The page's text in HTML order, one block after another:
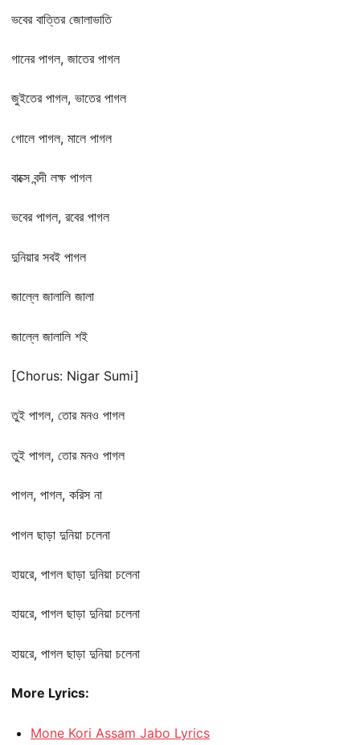
ভবের বাত্তির জোলাভাতি
গানের পাগল, জাতের পাগল
জুইতের পাগল, ভাতের পাগল
গোলে পাগল, মালে পাগল
বাক্সে বন্দী লক্ষ পাগল
ভবের পাগল, রবের পাগল
দুনিয়ার সবই পাগল
জাল্লে জালালি জালা
জাল্লে জালালি শই
[Chorus: Nigar Sumi]
তুই পাগল, তোর মনও পাগল
তুই পাগল, তোর মনও পাগল
পাগল, পাগল, করিস না
পাগল ছাড়া দুনিয়া চলেনা
হায়রে, পাগল ছাড়া দুনিয়া চলেনা
হায়রে, পাগল ছাড়া দুনিয়া চলেনা
হায়রে, পাগল ছাড়া দুনিয়া চলেনা
More Lyrics:
Mone Kori Assam Jabo Lyrics